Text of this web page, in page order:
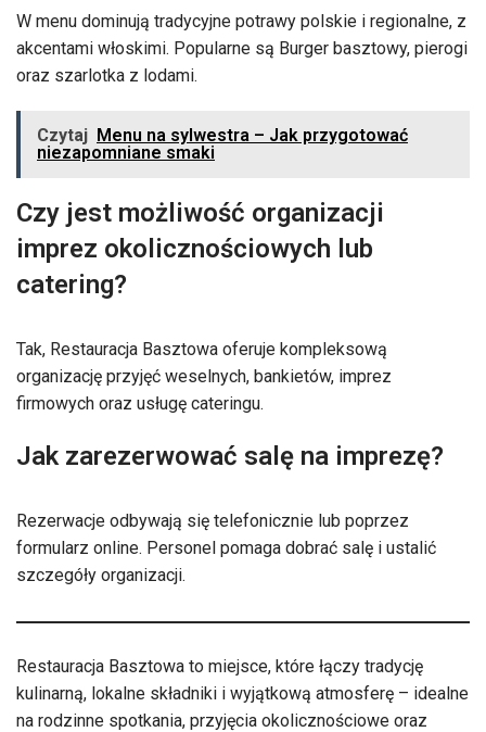
W menu dominują tradycyjne potrawy polskie i regionalne, z
akcentami włoskimi. Popularne są Burger basztowy, pierogi
oraz szarlotka z lodami.
Czytaj Menu na sylwestra – Jak przygotować
niezapomniane smaki
Czy jest możliwość organizacji
imprez okolicznościowych lub
catering?
Tak, Restauracja Basztowa oferuje kompleksową
organizację przyjęć weselnych, bankietów, imprez
firmowych oraz usługę cateringu.
Jak zarezerwować salę na imprezę?
Rezerwacje odbywają się telefonicznie lub poprzez
formularz online. Personel pomaga dobrać salę i ustalić
szczegóły organizacji.
Restauracja Basztowa to miejsce, które łączy tradycję
kulinarną, lokalne składniki i wyjątkową atmosferę – idealne
na rodzinne spotkania, przyjęcia okolicznościowe oraz